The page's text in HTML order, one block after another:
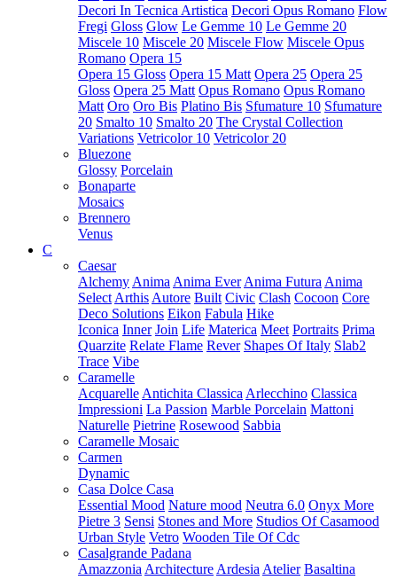
Decori In Tecnica Artistica Decori Opus Romano Flow
Fregi Gloss Glow Le Gemme 10 Le Gemme 20
Miscele 10 Miscele 20 Miscele Flow Miscele Opus
Romano Opera 15
Opera 15 Gloss Opera 15 Matt Opera 25 Opera 25
Gloss Opera 25 Matt Opus Romano Opus Romano
Matt Oro Oro Bis Platino Bis Sfumature 10 Sfumature
20 Smalto 10 Smalto 20 The Crystal Collection
Variations Vetricolor 10 Vetricolor 20
Bluezone
Glossy Porcelain
Bonaparte
Mosaics
Brennero
Venus
C
Caesar
Alchemy Anima Anima Ever Anima Futura Anima
Select Arthis Autore Built Civic Clash Cocoon Core
Deco Solutions Eikon Fabula Hike
Iconica Inner Join Life Materica Meet Portraits Prima
Quarzite Relate Flame Rever Shapes Of Italy Slab2
Trace Vibe
Caramelle
Acquarelle Antichita Classica Arlecchino Classica
Impressioni La Passion Marble Porcelain Mattoni
Naturelle Pietrine Rosewood Sabbia
Caramelle Mosaic
Carmen
Dynamic
Casa Dolce Casa
Essential Mood Nature mood Neutra 6.0 Onyx More
Pietre 3 Sensi Stones and More Studios Of Casamood
Urban Style Vetro Wooden Tile Of Cdc
Casalgrande Padana
Amazzonia Architecture Ardesia Atelier Basaltina